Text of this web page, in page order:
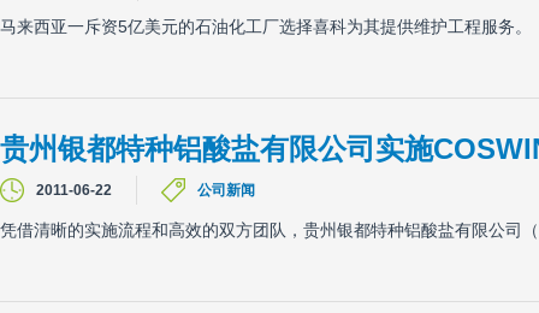
马来西亚一斥资5亿美元的石油化工厂选择喜科为其提供维护工程服务。
贵州银都特种铝酸盐有限公司实施
2011-06-22 公司新闻
凭借清晰的实施流程和高效的双方团队，贵州银都特种铝酸盐有限公司